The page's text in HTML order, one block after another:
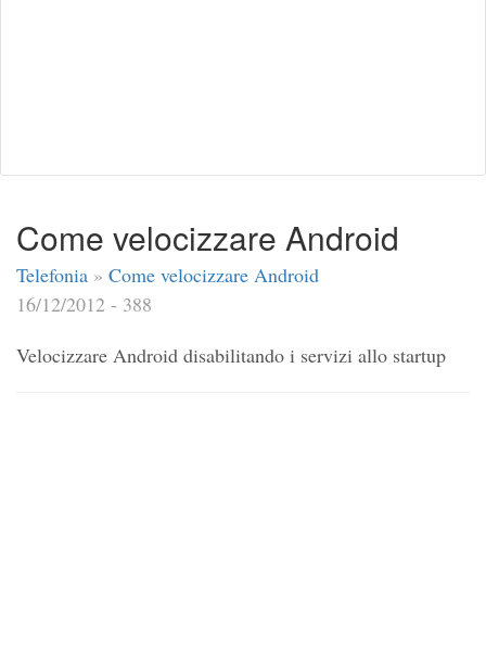
Come velocizzare Android
Telefonia » Come velocizzare Android
16/12/2012 - 388
Velocizzare Android disabilitando i servizi allo startup